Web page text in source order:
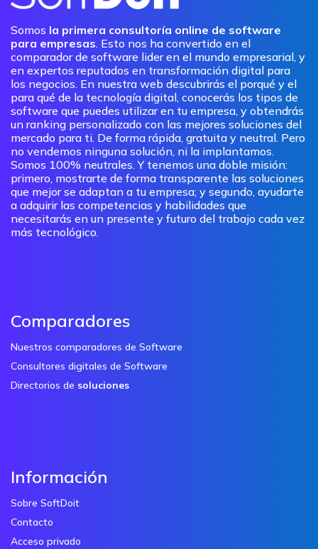
Somos la primera consultoría online de software
para empresas. Esto nos ha convertido en el
comparador de software lider en el mundo empresarial, y
en expertos reputados en transformación digital para
los negocios. En nuestra web descubrirás el porqué y el
para qué de la tecnología digital, conocerás los tipos de
software que puedes utilizar en tu empresa, y obtendrás
un ranking personalizado con las mejores soluciones del
mercado para ti. De forma rápida, gratuita y neutral. Pero
no vendemos ninguna solución, ni la implantamos.
Somos 100% neutrales. Y tenemos una doble misión:
primero, mostrarte de forma transparente las soluciones
que mejor se adaptan a tu empresa; y segundo, ayudarte
a adquirir las competencias y habilidades que
necesitarás en un presente y futuro del trabajo cada vez
más tecnológico.
Comparadores
Nuestros comparadores de Software
Consultores digitales de Software
Directorios de soluciones
Información
Sobre SoftDoit
Contacto
Acceso privado